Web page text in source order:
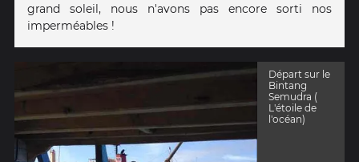
grand soleil, nous n'avons pas encore sorti nos
imperméables !
Départ sur le
Bintang
Semudra (
L'étoile de
l'océan)